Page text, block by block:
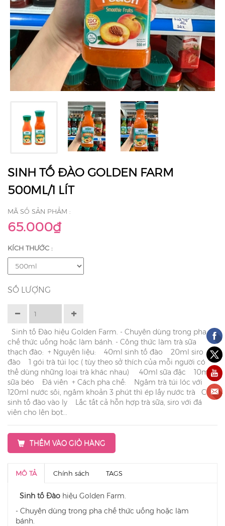
SINH TỐ ĐÀO GOLDEN FARM
500ML/1 LÍT
MÃ SỐ SẢN PHẨM :
65.000₫
KÍCH THƯỚC :
SỐ LƯỢNG
Sinh tố Đào hiệu Golden Farm. - Chuyên dùng trong pha
chế thức uống hoặc làm bánh. - Công thức làm trà sữa
thạch đào: + Nguyên liệu: 40ml sinh tố đào 20ml siro
đào 1 gói trà túi lọc ( tùy theo sở thích của mỗi người có
thể dùng những loại trà khác nhau) 40ml sữa đặc 10ml
sữa béo Đá viên + Cách pha chế: Ngâm trà túi lóc với
120ml nước sôi, ngâm khoản 3 phút thì ép lấy nước trà Cho
sinh tố đào vào ly Lắc tất cả hỗn hợp trà sữa, siro với đá
viên cho lên bọt...
THÊM VÀO GIỎ HÀNG
MÔ TẢ Chính sách TAGS
Sinh tố Đào hiệu Golden Farm.
- Chuyên dùng trong pha chế thức uống hoặc làm
bánh.